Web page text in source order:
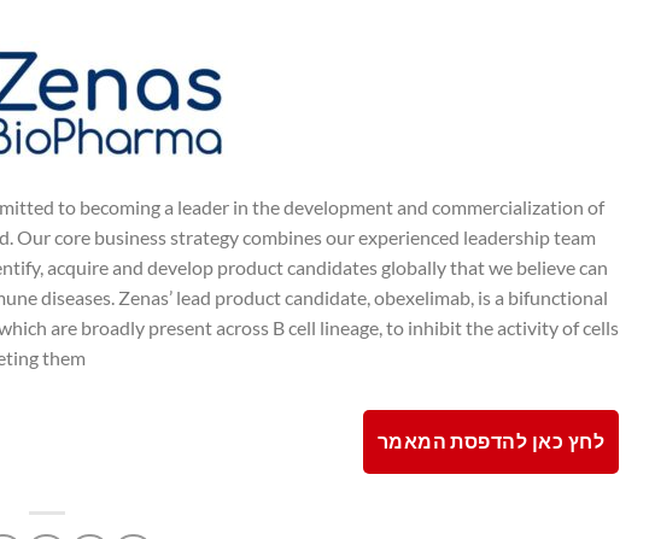
to becoming a leader in the development and commercialization of
core business strategy combines our experienced leadership team
acquire and develop product candidates globally that we believe can
diseases. Zenas’ lead product candidate, obexelimab, is a bifunctional
are broadly present across B cell lineage, to inhibit the activity of cells
them.
לחץ כאן להדפסת המאמר